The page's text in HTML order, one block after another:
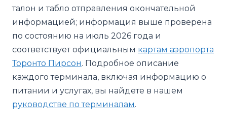
талон и табло отправления окончательной
информацией; информация выше проверена
по состоянию на июль 2026 года и
соответствует официальным картам аэропорта
Торонто Пирсон. Подробное описание
каждого терминала, включая информацию о
питании и услугах, вы найдете в нашем
руководстве по терминалам.